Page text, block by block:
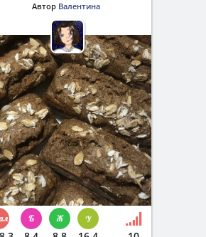
Автор Валентина